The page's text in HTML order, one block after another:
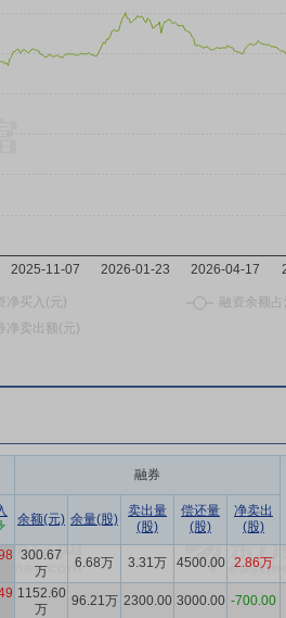
融券
余额(元) 余量(股)
卖出量
(股)
偿还量
(股)
净卖出
(股)
300.67
万
6.68万 3.31万 4500.00 2.86万
1152.60
万
96.21万 2300.00 3000.00 -700.00